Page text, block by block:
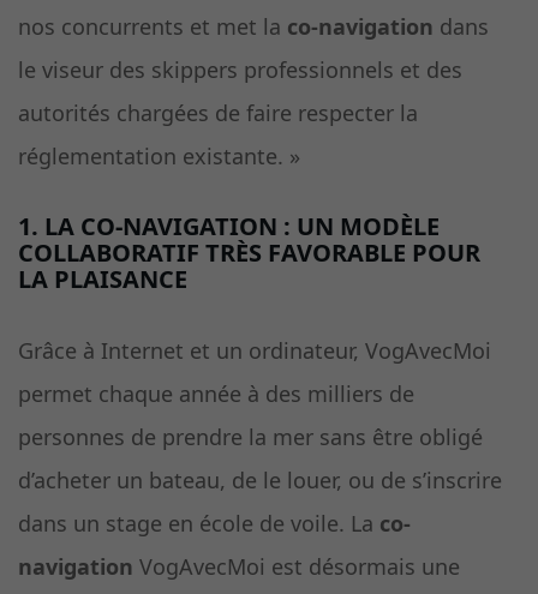
nos concurrents et met la co-navigation dans
le viseur des skippers professionnels et des
autorités chargées de faire respecter la
réglementation existante. »
1. LA CO-NAVIGATION : UN MODÈLE
COLLABORATIF TRÈS FAVORABLE POUR
LA PLAISANCE
Grâce à Internet et un ordinateur, VogAvecMoi
permet chaque année à des milliers de
personnes de prendre la mer sans être obligé
d’acheter un bateau, de le louer, ou de s’inscrire
dans un stage en école de voile. La co-
navigation VogAvecMoi est désormais une